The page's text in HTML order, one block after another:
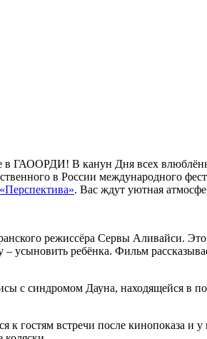
в ГАООРДИ! В канун Дня всех
в России международного
. Вас ждут уютная
режиссёра Сервы Аливайси.
усыновить ребёнка. Фильм
с синдромом Дауна, находящейся в
к гостям встречи после кинопоказа